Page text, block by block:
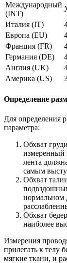
Международный
(INT)
Италия (IT)
Европа (EU)
Франция (FR)
Германия (DE)
Англия (UK)
Америка (US)
Определение
Для определения
параметра:
Обхват
измеренный
лента
самым
Обхват
нормальном
Обхват
наиболее
Измерения
прилегать к телу
мягкие ткани, и